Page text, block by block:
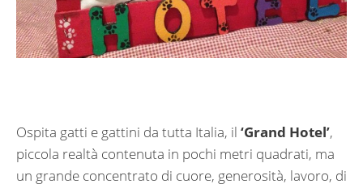
Ospita gatti e gattini da tutta Italia, il ‘Grand Hotel’,
piccola realtà contenuta in pochi metri quadrati, ma
un grande concentrato di cuore, generosità, lavoro, di